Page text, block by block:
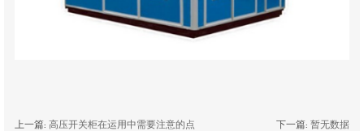
上一篇: 高压开关柜在运用中需要注意的点 下一篇: 暂无数据